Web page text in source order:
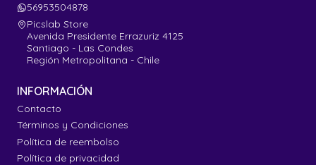
56953504878
Picslab Store
Avenida Presidente Errazuriz 4125
Santiago - Las Condes
Región Metropolitana - Chile
INFORMACIÓN
Contacto
Términos y Condiciones
Política de reembolso
Política de privacidad